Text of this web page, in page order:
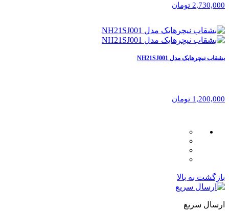
2,730,000 تومان
بشقاب نیچرهایک مدل NH21SJ001
1,200,000 تومان
بازگشت به بالا
ارسال سریع